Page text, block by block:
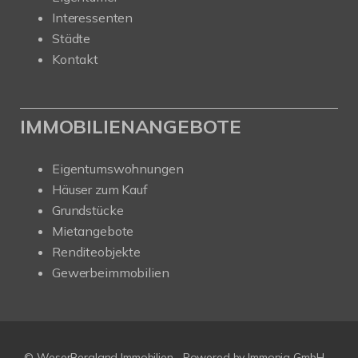
Interessenten
Städte
Kontakt
IMMOBILIENANGEBOTE
Eigentumswohnungen
Häuser zum Kauf
Grundstücke
Mietangebote
Renditeobjekte
Gewerbeimmobilien